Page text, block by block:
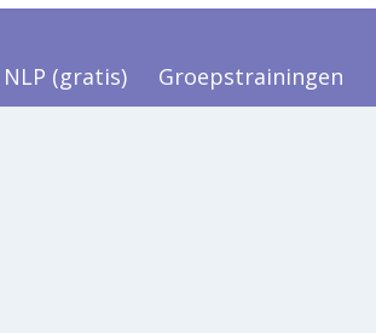
(gratis) Groepstrainingen